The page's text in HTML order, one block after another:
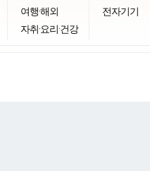
여행·해외
자취·요리·건강
전자기기